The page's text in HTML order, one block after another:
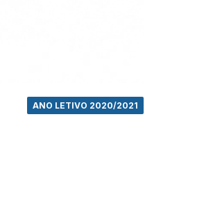
ANO LETIVO 2020/2021